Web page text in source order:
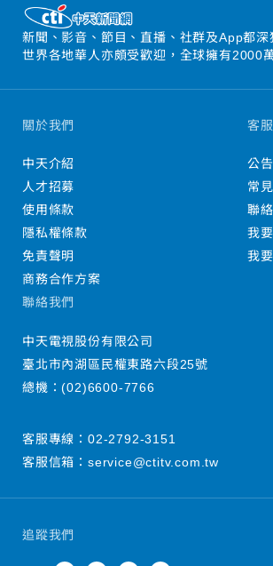
新聞、影音、節目、直播、社群及App都
世界各地華人亦頗受歡迎，全球擁有2000
追蹤我們
關於我們
中天介紹
人才招募
使用條款
隱私權條款
免責聲明
商務合作方案
客
公告
常
聯
我
我
聯絡我們
中天電視股份有限公司
臺北市內湖區民權東路六段25號
總機：(02)6600-7766
客服專線： 02-2792-3151
客服信箱： service@ctitv.com.tw